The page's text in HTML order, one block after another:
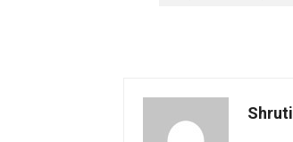
Shruti